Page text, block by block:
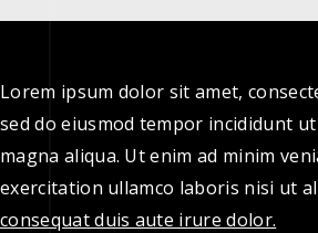
Lorem ipsum dolor sit amet,
sed do eiusmod tempor incididunt
magna aliqua. Ut enim ad minim
exercitation ullamco laboris nisi ut
consequat duis aute irure dolor.